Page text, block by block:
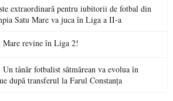
extraordinară pentru iubitorii de fotbal din
Satu Mare va juca în Liga a II-a
Mare revine în Liga 2!
tânăr fotbalist sătmărean va evolua în
după transferul la Farul Constanța